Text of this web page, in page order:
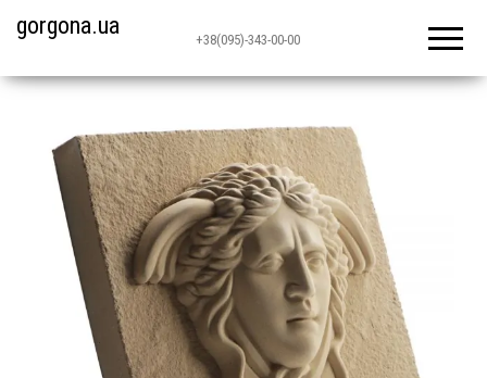
gorgona.ua
+38(095)-343-00-00